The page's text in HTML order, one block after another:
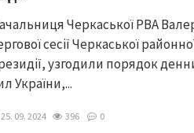
Черкаської РВА
сесії Черкаської
узгодили порядок
України,...
09. 2024 396 0